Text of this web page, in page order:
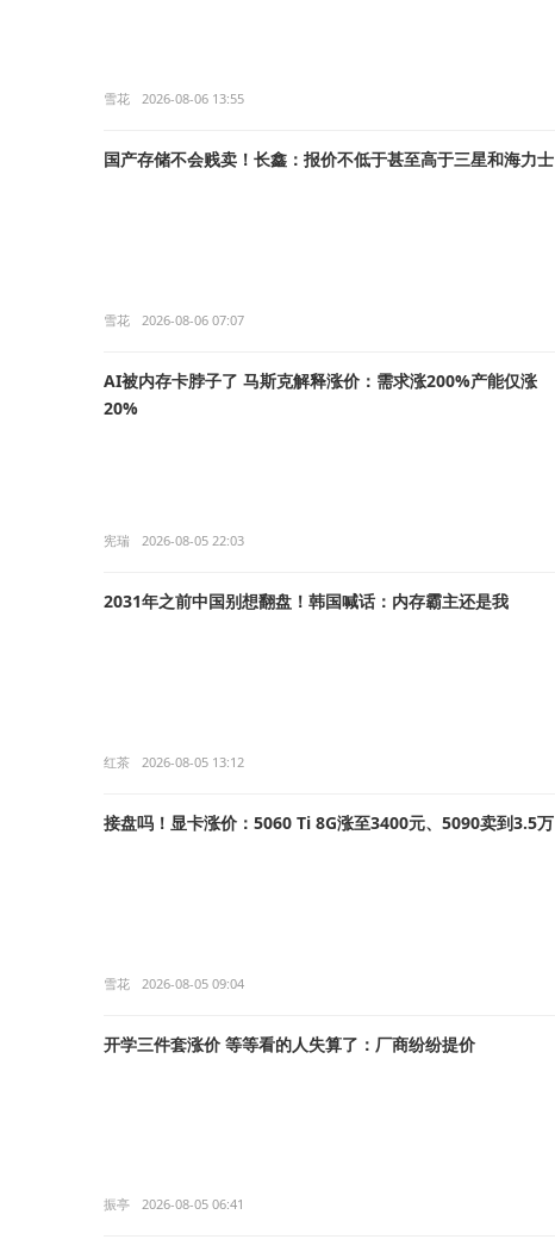
雪花 2026-08-06 13:55
国产存储不会贱卖！长鑫：报价不低于甚至高于三星和海力士
雪花 2026-08-06 07:07
AI被内存卡脖子了 马斯克解释涨价：需求涨200%产能仅涨
20%
宪瑞 2026-08-05 22:03
2031年之前中国别想翻盘！韩国喊话：内存霸主还是我
红茶 2026-08-05 13:12
接盘吗！显卡涨价：5060 Ti 8G涨至3400元、5090卖到3.5万
雪花 2026-08-05 09:04
开学三件套涨价 等等看的人失算了：厂商纷纷提价
振亭 2026-08-05 06:41